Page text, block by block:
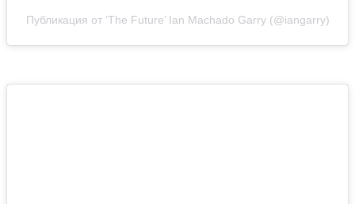
Публикация от ‘The Future’ Ian Machado Garry (@iangarry)